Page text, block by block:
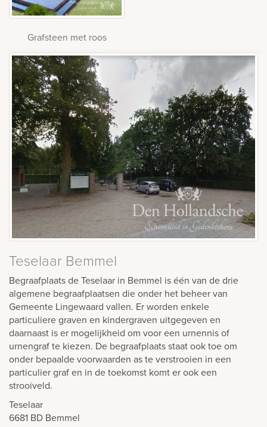
Grafsteen met roos
Teselaar Bemmel
Begraafplaats de Teselaar in Bemmel is één van de drie
algemene begraafplaatsen die onder het beheer van
Gemeente Lingewaard vallen. Er worden enkele
particuliere graven en kindergraven uitgegeven en
daarnaast is er mogelijkheid om voor een urnennis of
urnengraf te kiezen. De begraafplaats staat ook toe om
onder bepaalde voorwaarden as te verstrooien in een
particulier graf en in de toekomst komt er ook een
strooiveld.
Teselaar
6681 BD Bemmel